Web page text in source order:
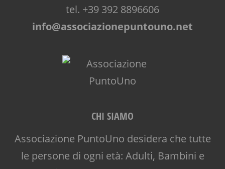
tel. +39 392 8896606
info@associazionepuntouno.net
CHI SIAMO
Associazione PuntoUno desidera che tutte
le persone di ogni età: Adulti, Bambini e